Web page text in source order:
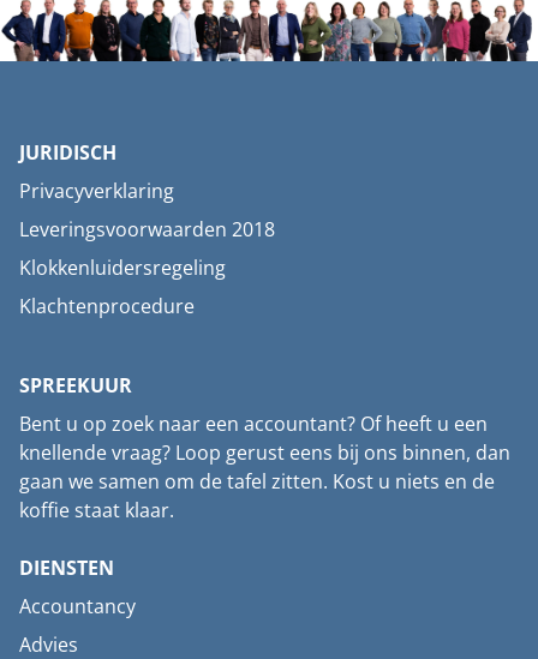
JURIDISCH
Privacyverklaring
Leveringsvoorwaarden 2018
Klokkenluidersregeling
Klachtenprocedure
SPREEKUUR
Bent u op zoek naar een accountant? Of heeft u een
knellende vraag? Loop gerust eens bij ons binnen, dan
gaan we samen om de tafel zitten. Kost u niets en de
koffie staat klaar.
DIENSTEN
Accountancy
Advies